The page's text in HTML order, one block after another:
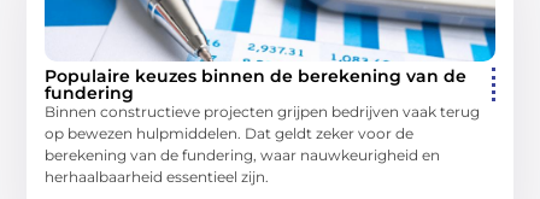
Populaire keuzes binnen de berekening van de
fundering
Binnen constructieve projecten grijpen bedrijven vaak terug
op bewezen hulpmiddelen. Dat geldt zeker voor de
berekening van de fundering, waar nauwkeurigheid en
herhaalbaarheid essentieel zijn.